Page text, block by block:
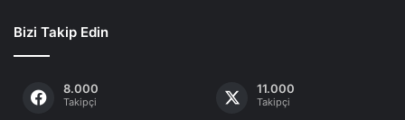
Bizi Takip Edin
8.000
Takipçi
11.000
Takipçi